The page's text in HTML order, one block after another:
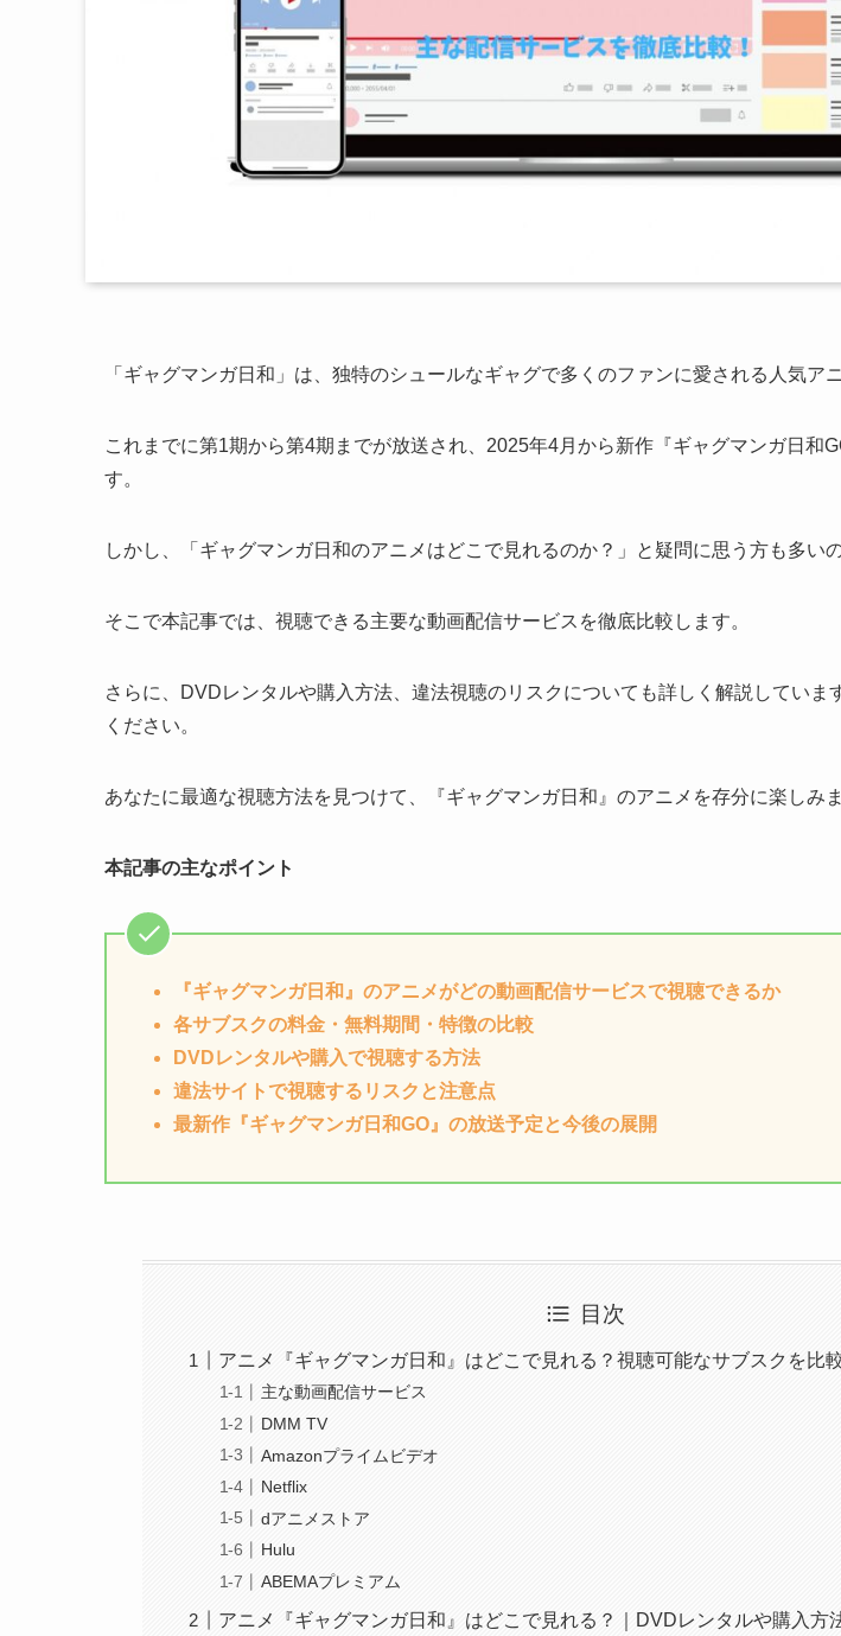
「ギャグマンガ日和」は、独特のシュールなギャグで多くのファンに愛される人気ア
これまでに第1期から第4期までが放送され、2025年4月から新作『ギャグマンガ日和
す。
しかし、「ギャグマンガ日和のアニメはどこで見れるのか？」と疑問に思う方も多い
そこで本記事では、視聴できる主要な動画配信サービスを徹底比較します。
さらに、DVDレンタルや購入方法、違法視聴のリスクについても詳しく解説していま
ください。
あなたに最適な視聴方法を見つけて、『ギャグマンガ日和』のアニメを存分に楽しみ
本記事の主なポイント
『ギャグマンガ日和』のアニメがどの動画配信サービスで視聴できるか
各サブスクの料金・無料期間・特徴の比較
DVDレンタルや購入で視聴する方法
違法サイトで視聴するリスクと注意点
最新作『ギャグマンガ日和GO』の放送予定と今後の展開
目次
アニメ『ギャグマンガ日和』はどこで見れる？視聴可能なサブスクを比
主な動画配信サービス
DMM TV
Amazonプライムビデオ
Netflix
dアニメストア
Hulu
ABEMAプレミアム
アニメ『ギャグマンガ日和』はどこで見れる？｜DVDレンタルや購入方